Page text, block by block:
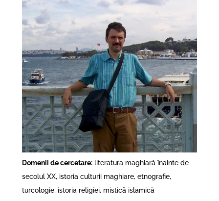
Domenii de cercetare:literatura maghiară înainte de
secolul XX, istoria culturii maghiare, etnografie,
turcologie, istoria religiei, mistică islamică